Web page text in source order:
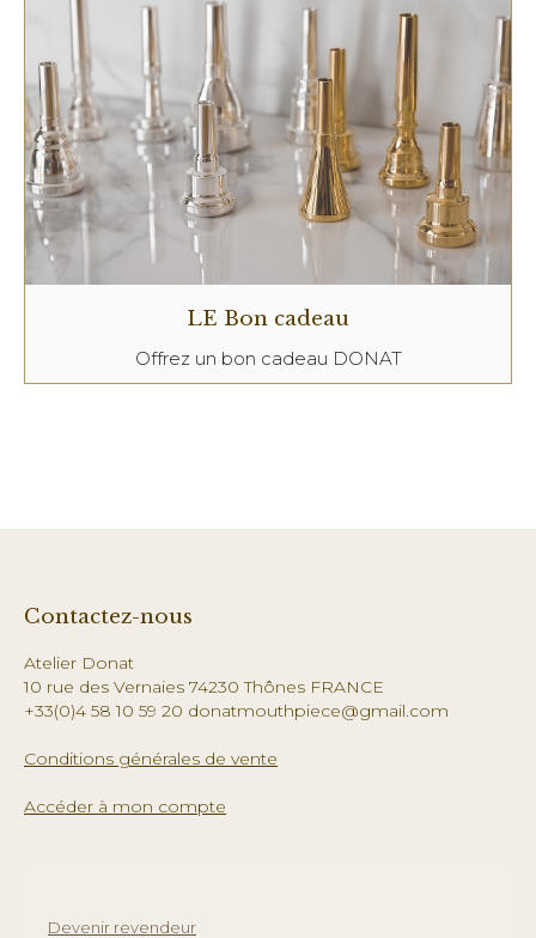
LE Bon cadeau
Offrez un bon cadeau DONAT
Contactez-nous
Atelier Donat
10 rue des Vernaies 74230 Thônes FRANCE
+33(0)4 58 10 59 20 donatmouthpiece@gmail.com
Conditions générales de vente
Accéder à mon compte
Devenir revendeur